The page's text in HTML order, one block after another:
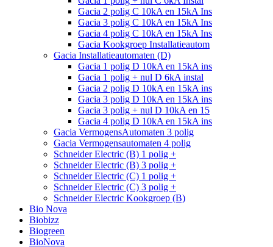
Gacia 2 polig C 10kA en 15kA Ins
Gacia 3 polig C 10kA en 15kA Ins
Gacia 4 polig C 10kA en 15kA Ins
Gacia Kookgroep Installatieautom
Gacia Installatieautomaten (D)
Gacia 1 polig D 10kA en 15kA ins
Gacia 1 polig + nul D 6kA instal
Gacia 2 polig D 10kA en 15kA ins
Gacia 3 polig D 10kA en 15kA ins
Gacia 3 polig + nul D 10kA en 15
Gacia 4 polig D 10kA en 15kA ins
Gacia VermogensAutomaten 3 polig
Gacia Vermogensautomaten 4 polig
Schneider Electric (B) 1 polig +
Schneider Electric (B) 3 polig +
Schneider Electric (C) 1 polig +
Schneider Electric (C) 3 polig +
Schneider Electric Kookgroep (B)
Bio Nova
Biobizz
Biogreen
BioNova